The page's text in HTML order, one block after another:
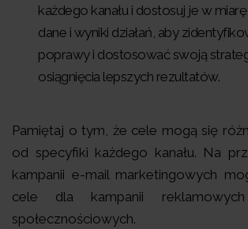
każdego kanału i dostosuj je w
dane i wyniki działań, aby
poprawy i dostosować swoją
osiągnięcia lepszych rezultatów.
Pamiętaj o tym, że cele mogą się
od specyfiki każdego kanału. Na
kampanii e-mail marketingowych
cele dla kampanii
społecznościowych.